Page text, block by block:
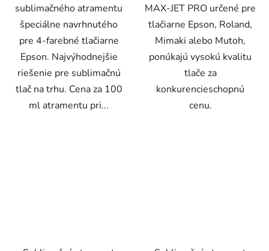
sublimačného atramentu
špeciálne navrhnutého
pre 4-farebné tlačiarne
Epson. Najvýhodnejšie
riešenie pre sublimačnú
tlač na trhu. Cena za 100
ml atramentu pri...
MAX-JET PRO určené pre
tlačiarne Epson, Roland,
Mimaki alebo Mutoh,
ponúkajú vysokú kvalitu
tlače za
konkurencieschopnú
cenu.